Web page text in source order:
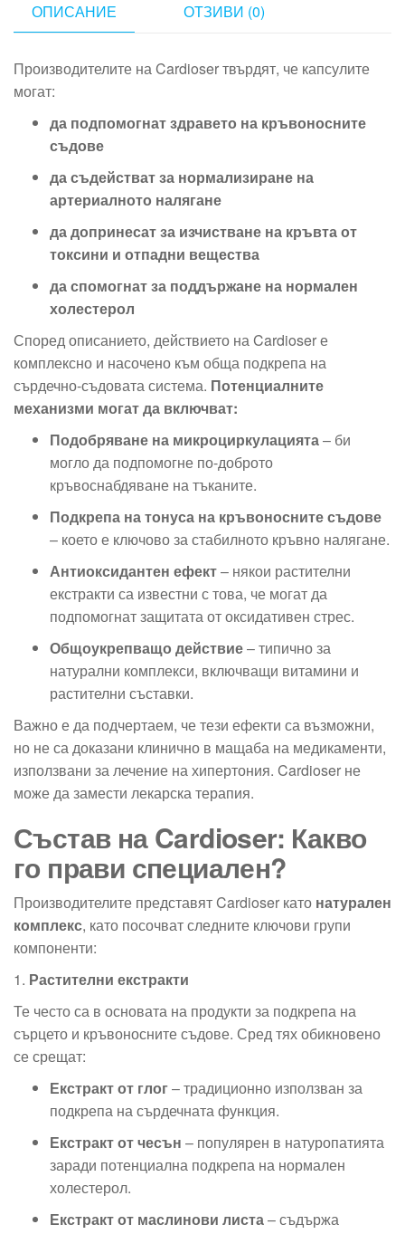
ОПИСАНИЕ ОТЗИВИ (0)
Производителите на Cardioser твърдят, че капсулите
могат:
да подпомогнат здравето на кръвоносните
съдове
да съдействат за нормализиране на
артериалното налягане
да допринесат за изчистване на кръвта от
токсини и отпадни вещества
да спомогнат за поддържане на нормален
холестерол
Според описанието, действието на Cardioser е
комплексно и насочено към обща подкрепа на
сърдечно-съдовата система. Потенциалните
механизми могат да включват:
Подобряване на микроциркулацията– би
могло да подпомогне по-доброто
кръвоснабдяване на тъканите.
Подкрепа на тонуса на кръвоносните съдове
– което е ключово за стабилното кръвно налягане.
Антиоксидантен ефект– някои растителни
екстракти са известни с това, че могат да
подпомогнат защитата от оксидативен стрес.
Общоукрепващо действие– типично за
натурални комплекси, включващи витамини и
растителни съставки.
Важно е да подчертаем, че тези ефекти са възможни,
но не са доказани клинично в мащаба на медикаменти,
използвани за лечение на хипертония. Cardioser не
може да замести лекарска терапия.
Състав на Cardioser: Какво
го прави специален?
Производителите представят Cardioser като натурален
комплекс, като посочват следните ключови групи
компоненти:
1. Растителни екстракти
Те често са в основата на продукти за подкрепа на
сърцето и кръвоносните съдове. Сред тях обикновено
се срещат:
Екстракт от глог– традиционно използван за
подкрепа на сърдечната функция.
Екстракт от чесън – популярен в натуропатията
заради потенциална подкрепа на нормален
холестерол.
Екстракт от маслинови листа– съдържа